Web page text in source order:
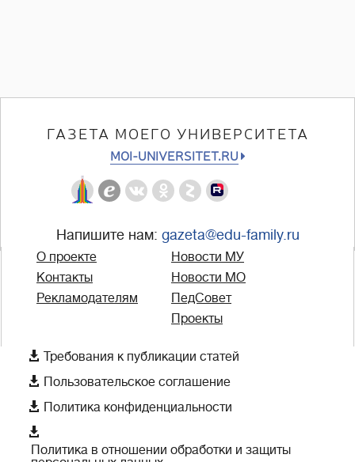
ГАЗЕТА МОЕГО УНИВЕРСИТЕТА
MOI-UNIVERSITET.RU
Напишите нам: gazeta@edu-family.ru
О проекте
Контакты
Рекламодателям
Новости МУ
Новости МО
ПедСовет
Проекты
 Требования к публикации статей
 Пользовательское соглашение
 Политика конфиденциальности

Политика в отношении обработки и защиты